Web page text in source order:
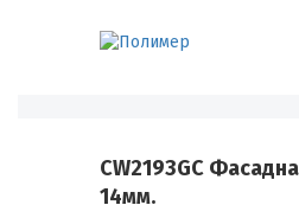
CW2193GC
14мм.